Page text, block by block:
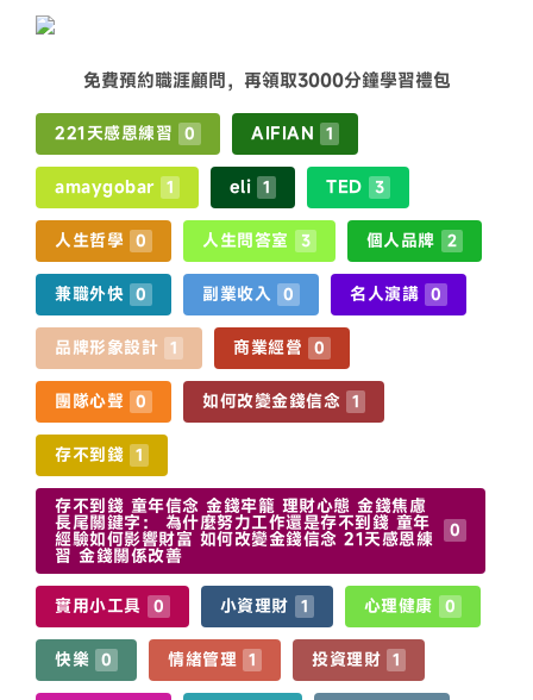
免費預約職涯顧問，再領取3000分鐘學習禮包
221天感恩練習 0 AIFIAN 1
amaygobar 1 eli 1 TED 3
人生哲學 0 人生問答室 3 個人品牌 2
兼職外快 0 副業收入 0 名人演講 0
品牌形象設計 1 商業經營 0
團隊心聲 0 如何改變金錢信念 1
存不到錢 1
存不到錢 童年信念 金錢牢籠 理財心態 金錢焦慮
長尾關鍵字： 為什麼努力工作還是存不到錢 童年
經驗如何影響財富 如何改變金錢信念 21天感恩練
習 金錢關係改善
0
實用小工具 0 小資理財 1 心理健康 0
快樂 0 情緒管理 1 投資理財 1